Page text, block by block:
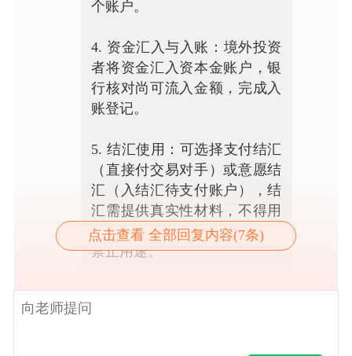
个账户。
4. 资金汇入与入账：境外投资
者将资金汇入资本金账户，银
行核对尚可流入金额，完成入
账登记。
5. 结汇使用：可选择支付结汇
（直接付交易对手）或意愿结
汇（入结汇待支付账户），结
汇需提供真实性材料，不得用
于证券投资、非自用房地产等
禁止用途。
点击查看 全部回复内容(7条)